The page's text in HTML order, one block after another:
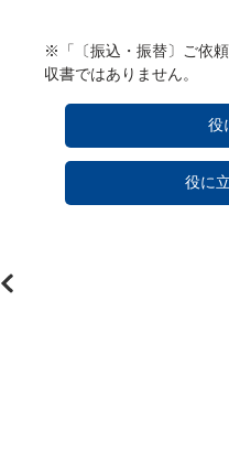
※「〔振込・振替〕ご依
収書ではありません。
役
役に